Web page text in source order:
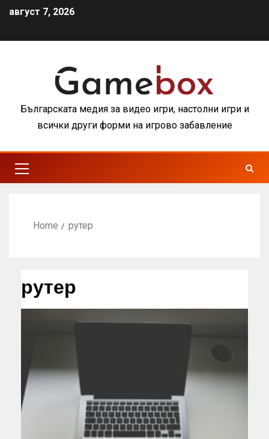
август 7, 2026
Българската медия за видео игри, настолни игри и
всички други форми на игрово забавление
Home рутер
рутер